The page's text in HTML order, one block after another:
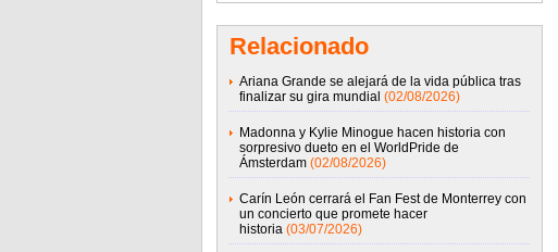
Relacionado
Ariana Grande se alejará de la vida pública tras
finalizar su gira mundial (02/08/2026)
Madonna y Kylie Minogue hacen historia con
sorpresivo dueto en el WorldPride de
Ámsterdam (02/08/2026)
Carín León cerrará el Fan Fest de Monterrey con
un concierto que promete hacer
historia (03/07/2026)